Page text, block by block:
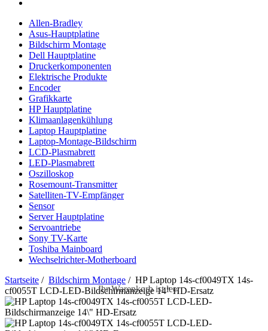
Allen-Bradley
Asus-Hauptplatine
Bildschirm Montage
Dell Hauptplatine
Druckerkomponenten
Elektrische Produkte
Encoder
Grafikkarte
HP Hauptplatine
Klimaanlagenkühlung
Laptop Hauptplatine
Laptop-Montage-Bildschirm
LCD-Plasmabrett
LED-Plasmabrett
Oszilloskop
Rosemount-Transmitter
Satelliten-TV-Empfänger
Sensor
Server Hauptplatine
Servoantriebe
Sony TV-Karte
Toshiba Mainboard
Wechselrichter-Motherboard
Ihr Warenkorb ist leer
Startseite / Bildschirm Montage / HP Laptop 14s-cf0049TX 14s-
cf0055T LCD-LED-Bildschirmanzeige 14" HD-Ersatz